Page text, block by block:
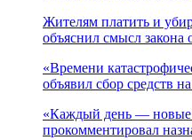
Жителям платить и
объяснил смысл
«Времени
объявил сбор средств
«Каждый день —
прокомментировал